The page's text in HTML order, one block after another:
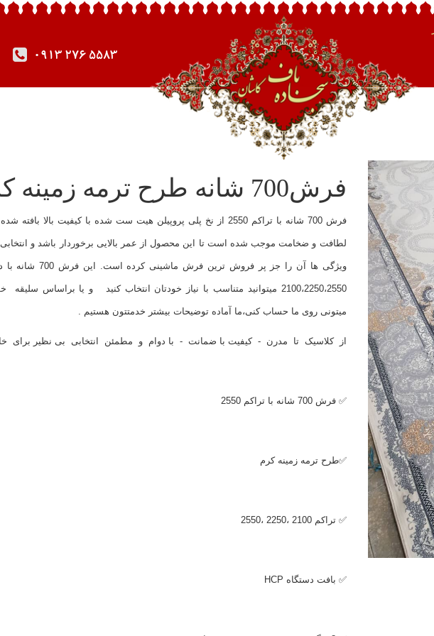
0913 276 5583
فرش700 شانه طرح ترمه زمینه کرم
فرش 700 شانه با تراکم 2550 از نخ پلی پروپیلن هیت ست شده با کیفیت
لطافت و ضخامت موجب شده است تا این محصول از عمر بالایی برخوردار باشد و
ویژگی ها آن را جز پر
2100،2250،2550 میتوانید متناسب با نیاز خودتان انتخاب کنید و یا
میتونی روی ما حساب کنی،ما آماده توضیحات بیشتر خدمتتون هستیم .
از کلاسیک تا مدرن - کیفیت با ضمانت - با دوام و مطمئن انتخابی بی نظیر برای
✅ فرش 700 شانه با تراکم 2550
✅طرح ترمه زمینه کرم
✅ تراکم 2100 ،2250 ،2550
✅ بافت دستگاه HCP